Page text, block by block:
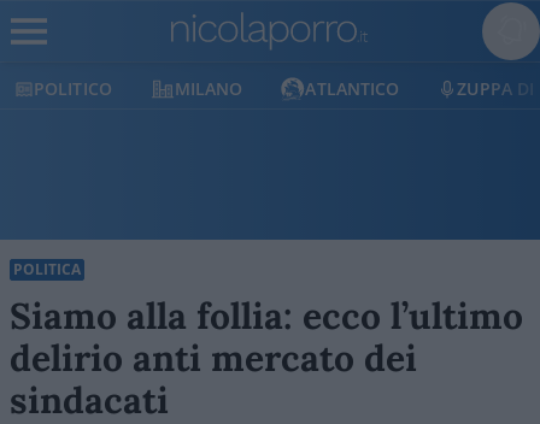
POLITICO MILANO ATLANTICO ZUPPA DI
POLITICA
Siamo alla follia: ecco l’ultimo
delirio anti mercato dei
sindacati